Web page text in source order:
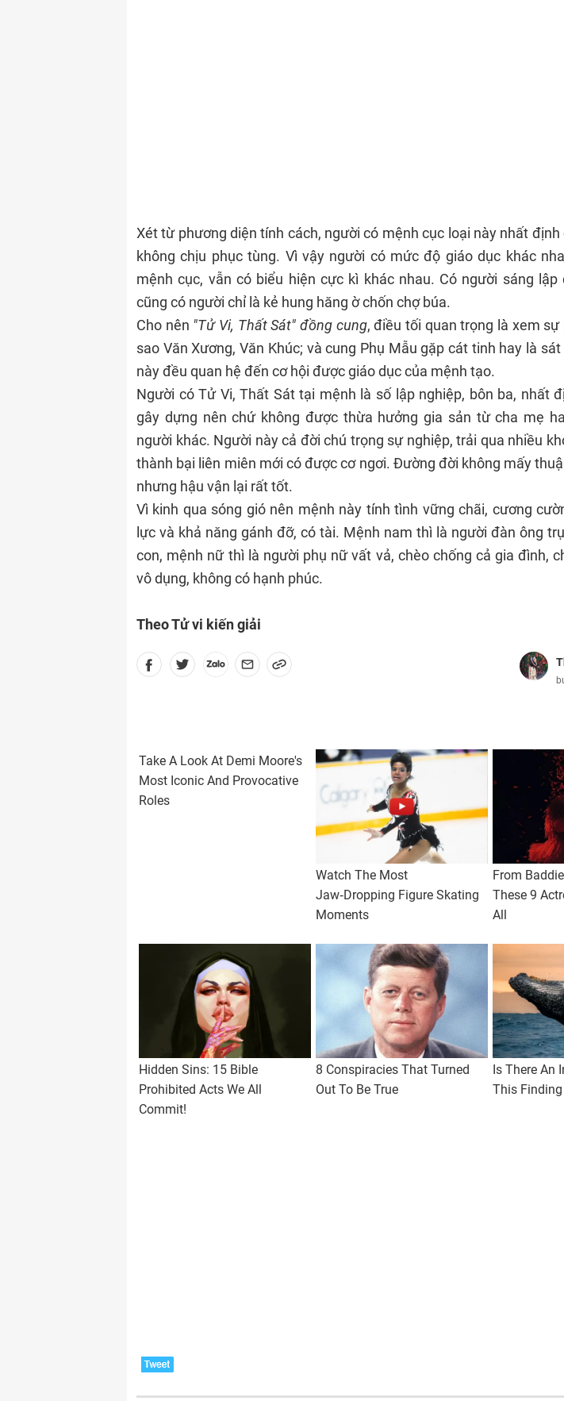
Xét từ phương diện tính cách, người có mệnh cục loại này nhất định
không chịu phục tùng. Vì vậy người có mức độ giáo dục khác
mệnh cục, vẫn có biểu hiện cực kì khác nhau. Có người sáng lập
cũng có người chỉ là kẻ hung hăng ờ chốn chợ búa.
Cho nên "Tử Vi, Thất Sát" đồng cung, điều tối quan trọng là xem sự
sao Văn Xương, Văn Khúc; và cung Phụ Mẫu gặp cát tinh hay là
này đều quan hệ đến cơ hội được giáo dục của mệnh tạo.
Người có Tử Vi, Thất Sát tại mệnh là số lập nghiệp, bôn ba, nhất
gây dựng nên chứ không được thừa hưởng gia sản từ cha mẹ
người khác. Người này cả đời chú trọng sự nghiệp, trải qua nhiều
thành bại liên miên mới có được cơ ngơi. Đường đời không mấy
nhưng hậu vận lại rất tốt.
Vì kinh qua sóng gió nên mệnh này tính tình vững chãi, cương
lực và khả năng gánh đỡ, có tài. Mệnh nam thì là người đàn ông
con, mệnh nữ thì là người phụ nữ vất vả, chèo chống cả gia đình,
vô dụng, không có hạnh phúc.
Theo Tử vi kiến giải